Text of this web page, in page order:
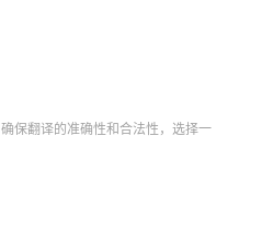
保翻译的准确性和合法性，选择一